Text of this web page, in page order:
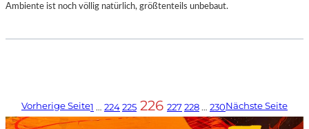
Ambiente ist noch völlig natürlich, größtenteils unbebaut.
Vorherige Seite1 … 224225 226 227228… 230Nächste Seite